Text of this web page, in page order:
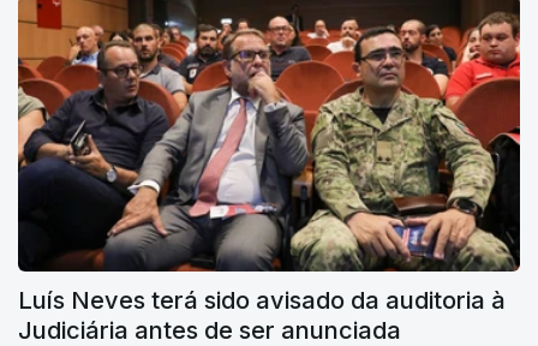
Luís Neves terá sido avisado da auditoria à
Judiciária antes de ser anunciada